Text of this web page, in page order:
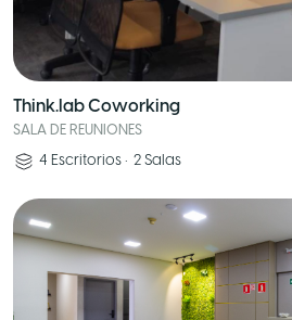
Think.lab Coworking
SALA DE REUNIONES
4 Escritorios • 2 Salas